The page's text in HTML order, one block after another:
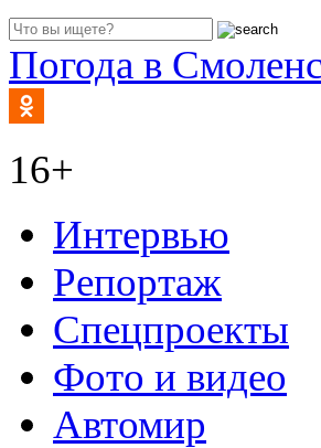
Погода в
16+
Интервью
Репортаж
Спецпроекты
Фото и видео
Автомир